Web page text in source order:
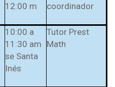
12:00 m
coordinador
10:00 a
11:30 am
se Santa
Inés
Tutor Prest
Math